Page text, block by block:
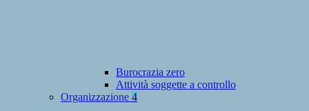
Burocrazia zero
Attività soggette a controllo
Organizzazione 4